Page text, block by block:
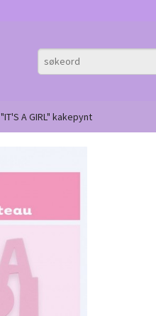
"IT'S A GIRL" kakepynt